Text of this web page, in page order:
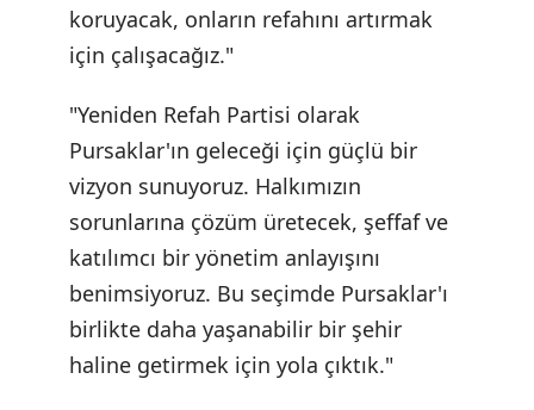
koruyacak, onların refahını artırmak
için çalışacağız."
"Yeniden Refah Partisi olarak
Pursaklar'ın geleceği için güçlü bir
vizyon sunuyoruz. Halkımızın
sorunlarına çözüm üretecek, şeffaf ve
katılımcı bir yönetim anlayışını
benimsiyoruz. Bu seçimde Pursaklar'ı
birlikte daha yaşanabilir bir şehir
haline getirmek için yola çıktık."